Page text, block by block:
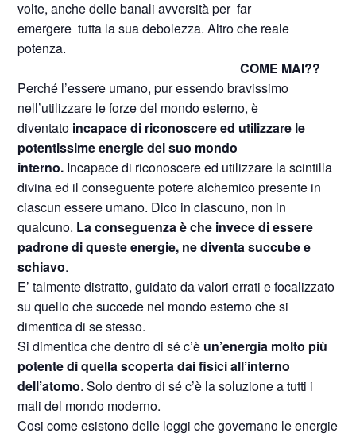
volte, anche delle banali avversità per far
emergere tutta la sua debolezza. Altro che reale
potenza.
COME MAI??
Perché l’essere umano, pur essendo bravissimo
nell’utilizzare le forze del mondo esterno, è
diventato incapace di riconoscere ed utilizzare le
potentissime energie del suo mondo
interno. Incapace di riconoscere ed utilizzare la scintilla
divina ed il conseguente potere alchemico presente in
ciascun essere umano. Dico in ciascuno, non in
qualcuno. La conseguenza è che invece di essere
padrone di queste energie, ne diventa succube e
schiavo.
E’ talmente distratto, guidato da valori errati e focalizzato
su quello che succede nel mondo esterno che si
dimentica di se stesso.
Si dimentica che dentro di sé c’è un’energia molto più
potente di quella scoperta dai fisici all’interno
dell’atomo. Solo dentro di sé c’è la soluzione a tutti i
mali del mondo moderno.
Cosi come esistono delle leggi che governano le energie